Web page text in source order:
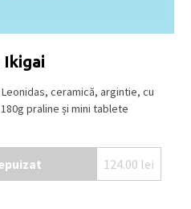
Ikigai
ceramică, argintie, cu
praline și mini tablete
124.00 lei